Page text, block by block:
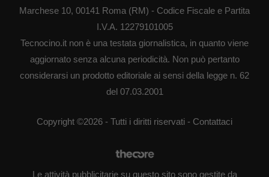
Marchese 10, 00141 Roma (RM) - Codice Fiscale e Partita
I.V.A. 12279101005
Tecnocino.it non è una testata giornalistica, in quanto viene
aggiornato senza alcuna periodicità. Non può pertanto
considerarsi un prodotto editoriale ai sensi della legge n. 62
del 07.03.2001
Copyright ©2026 - Tutti i diritti riservati - Contattaci
Le attività pubblicitarie su questo sito sono gestite da